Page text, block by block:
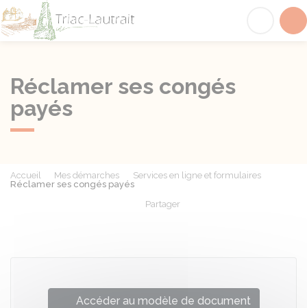
Réclamer ses congés
payés
Accueil Mes démarches
Services en ligne et formulaires
Réclamer ses congés payés
Partager
Accéder au modèle de document